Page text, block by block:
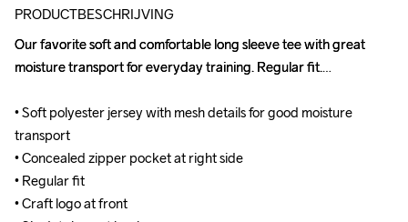
PRODUCTBESCHRIJVING
Our favorite soft and comfortable long sleeve tee with great
moisture transport for everyday training. Regular fit.
• Soft polyester jersey with mesh details for good moisture
transport
• Concealed zipper pocket at right side
• Regular fit
• Craft logo at front
Our favorite soft and comfortable long sleeve tee with great
moisture transport for everyday training. Regular fit.
• Soft polyester jersey with mesh details for good moisture
transport
• Concealed zipper pocket at right side
• Regular fit
• Craft logo at front